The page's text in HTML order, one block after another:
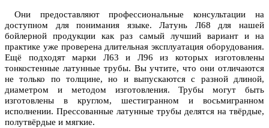
Они предоставляют профессиональные консультации на
доступном для понимания языке. Латунь Л68 для нашей
бойлерной продукции как раз самый лучший вариант и на
практике уже проверена длительная эксплуатация оборудования.
Ещё подходят марки Л63 и Л96 из которых изготовлены
тонкостенные латунные трубы. Вы учтите, что они отличаются
не только по толщине, но и выпускаются с разной длиной,
диаметром и методом изготовления. Трубы могут быть
изготовлены в круглом, шестигранном и восьмигранном
исполнении. Прессованные латунные трубы делятся на твёрдые,
полутвёрдые и мягкие.